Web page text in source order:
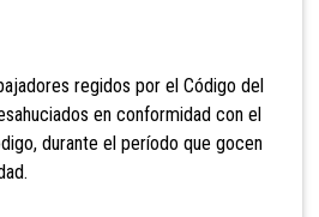
regidos por el Código del
en conformidad con el
durante el período que gocen